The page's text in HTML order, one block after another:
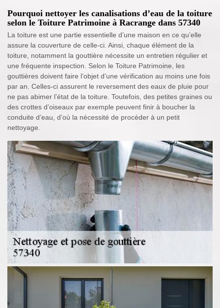
Pourquoi nettoyer les canalisations d’eau de la toiture
selon le Toiture Patrimoine à Racrange dans 57340
La toiture est une partie essentielle d’une maison en ce qu’elle
assure la couverture de celle-ci. Ainsi, chaque élément de la
toiture, notamment la gouttière nécessite un entretien régulier et
une fréquente inspection. Selon le Toiture Patrimoine, les
gouttières doivent faire l’objet d’une vérification au moins une fois
par an. Celles-ci assurent le reversement des eaux de pluie pour
ne pas abimer l’état de la toiture. Toutefois, des petites graines ou
des crottes d’oiseaux par exemple peuvent finir à boucher la
conduite d’eau, d’où la nécessité de procéder à un petit
nettoyage.